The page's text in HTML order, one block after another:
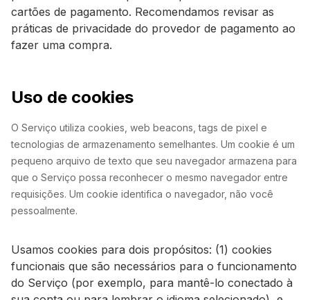
cartões de pagamento. Recomendamos revisar as
práticas de privacidade do provedor de pagamento ao
fazer uma compra.
Uso de cookies
O Serviço utiliza cookies, web beacons, tags de pixel e
tecnologias de armazenamento semelhantes. Um cookie é um
pequeno arquivo de texto que seu navegador armazena para
que o Serviço possa reconhecer o mesmo navegador entre
requisições. Um cookie identifica o navegador, não você
pessoalmente.
Usamos cookies para dois propósitos: (1) cookies
funcionais que são necessários para o funcionamento
do Serviço (por exemplo, para mantê-lo conectado à